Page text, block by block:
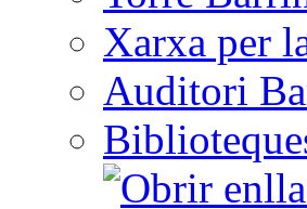
Xarxa per
Auditori